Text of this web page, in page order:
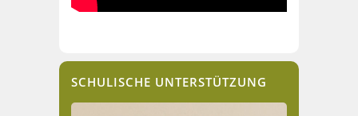
SCHULISCHE UNTERSTÜTZUNG